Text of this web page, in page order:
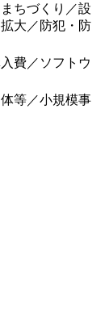
ちづくり／設
大／防犯・防
費／ソフトウ
等／小規模事